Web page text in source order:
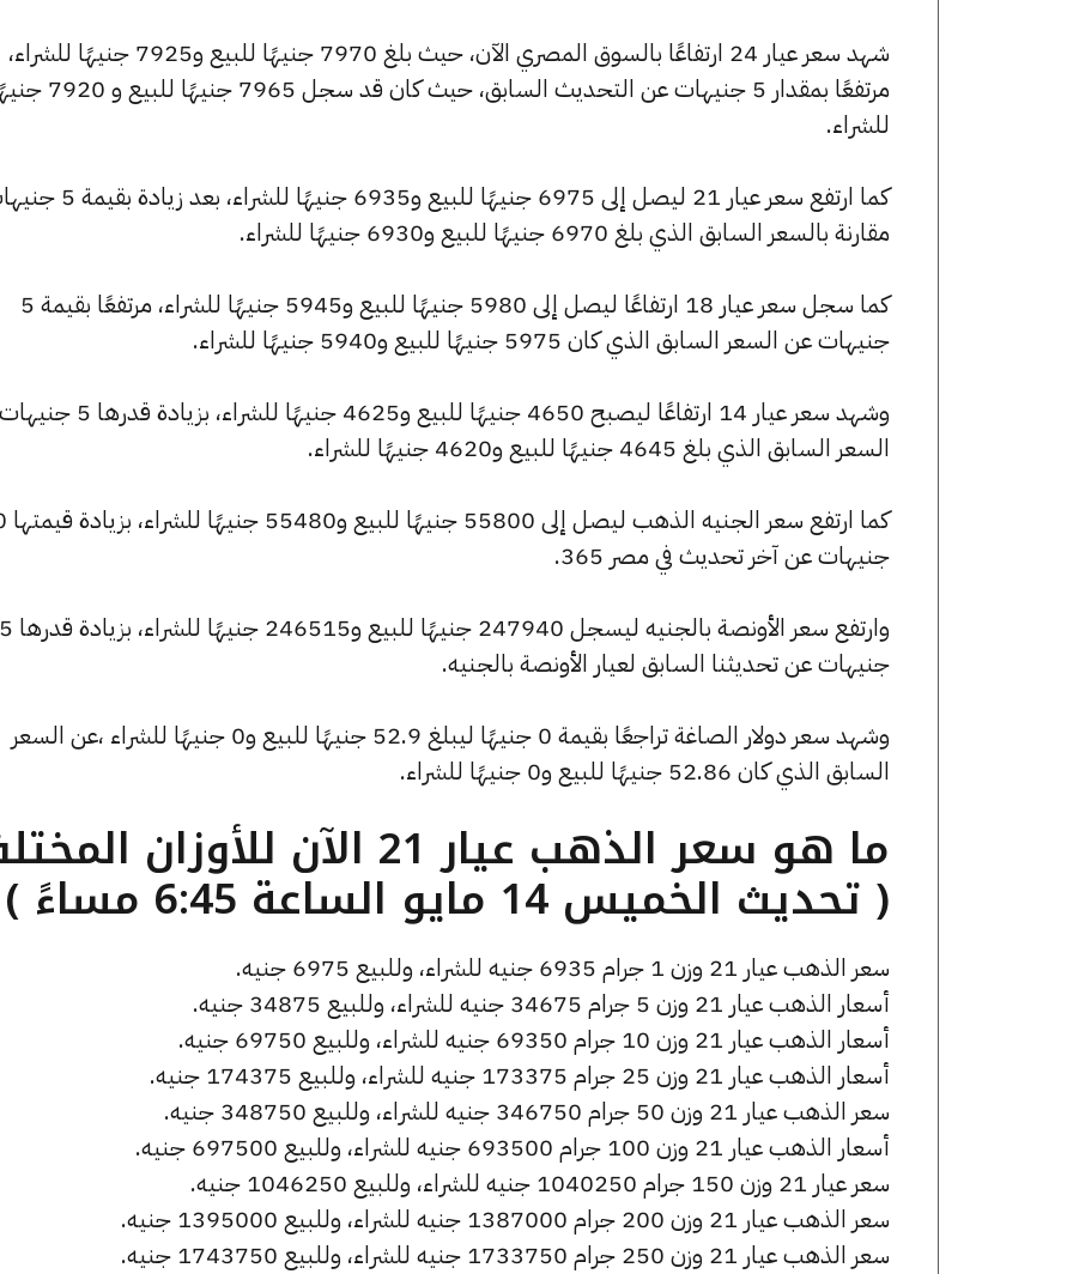
شهد سعر عيار 24 ارتفاعًا بالسوق المصري الآن، حيث بلغ 7970 جنيهًا للبيع و7925 جنيهًا للشراء،
مرتفعًا بمقدار 5 جنيهات عن التحديث السابق، حيث كان قد سجل
للشراء.
كما ارتفع سعر عيار 21 ليصل إلى 6975 جنيهًا للبيع و6935 جنيهًا
مقارنة بالسعر السابق الذي بلغ 6970 جنيهًا للبيع و6930 جنيهًا للشراء.
كما سجل سعر عيار 18 ارتفاعًا ليصل إلى 5980 جنيهًا للبيع و5945 جنيهًا للشراء، مرتفعًا بقيمة 5
جنيهات عن السعر السابق الذي كان 5975 جنيهًا للبيع و5940 جنيهًا للشراء.
وشهد سعر عيار 14 ارتفاعًا ليصبح 4650 جنيهًا للبيع و4625
السعر السابق الذي بلغ 4645 جنيهًا للبيع و4620 جنيهًا للشراء.
كما ارتفع
جنيهات عن آخر تحديث في مصر 365.
وارتفع سعر
جنيهات عن تحديثنا السابق لعيار الأونصة بالجنيه.
وشهد سعر دولار الصاغة تراجعًا بقيمة 0 جنيهًا ليبلغ 52.9 جنيهًا للبيع و0 جنيهًا للشراء ،عن السعر
السابق الذي كان 52.86 جنيهًا للبيع و0 جنيهًا للشراء.
ما هو سعر الذهب عيار 21 الآن للأوزان
( تحديث الخميس 14 مايو الساعة 6:45 مساءً )
سعر الذهب عيار 21 وزن 1 جرام 6935 جنيه للشراء، وللبيع 6975 جنيه.
أسعار الذهب عيار 21 وزن 5 جرام 34675 جنيه للشراء، وللبيع 34875 جنيه.
أسعار الذهب عيار 21 وزن 10 جرام 69350 جنيه للشراء، وللبيع 69750 جنيه.
أسعار الذهب عيار 21 وزن 25 جرام 173375 جنيه للشراء، وللبيع 174375 جنيه.
سعر الذهب عيار 21 وزن 50 جرام 346750 جنيه للشراء، وللبيع 348750 جنيه.
أسعار الذهب عيار 21 وزن 100 جرام 693500 جنيه للشراء، وللبيع 697500 جنيه.
سعر عيار 21 وزن 150 جرام 1040250 جنيه للشراء، وللبيع 1046250 جنيه.
سعر الذهب عيار 21 وزن 200 جرام 1387000 جنيه للشراء، وللبيع 1395000 جنيه.
سعر الذهب عيار 21 وزن 250 جرام 1733750 جنيه للشراء، وللبيع 1743750 جنيه.